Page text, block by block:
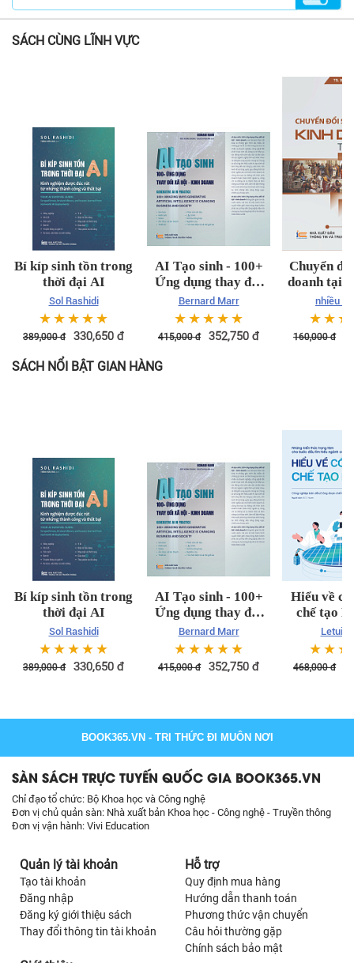
SÁCH CÙNG LĨNH VỰC
Bí kíp sinh tồn trong
thời đại AI
Sol Rashidi
☆☆☆☆☆
389,000đ 330,650 đ
AI Tạo sinh - 100+
Ứng dụng thay đổi
xã hội kinh doanh
Bernard Marr
☆☆☆☆☆
415,000đ 352,750 đ
Chuyển
doanh tại
nhiều
☆☆☆
160,000đ
SÁCH NỔI BẬT GIAN HÀNG
Bí kíp sinh tồn trong
thời đại AI
Sol Rashidi
☆☆☆☆☆
389,000đ 330,650 đ
AI Tạo sinh - 100+
Ứng dụng thay đổi
xã hội kinh doanh
Bernard Marr
☆☆☆☆☆
415,000đ 352,750 đ
Hiểu về
chế tạo
Letuin
☆☆☆
468,000đ
BOOK365.VN- TRI THỨC ĐI MUÔN NƠI
SÀN SÁCH TRỰC TUYẾN QUỐC GIA BOOK365.VN
Chỉ đạo tổ chức: Bộ Khoa học và Công nghệ
Đơn vị chủ quản sàn: Nhà xuất bản Khoa học - Công nghệ - Truyền thông
Đơn vị vận hành: Vivi Education
Quản lý tài khoản
Tạo tài khoản
Đăng nhập
Đăng ký giới thiệu sách
Thay đổi thông tin tài khoản
Hỗ trợ
Quy định mua hàng
Hướng dẫn thanh toán
Phương thức vận chuyển
Câu hỏi thường gặp
Chính sách bảo mật